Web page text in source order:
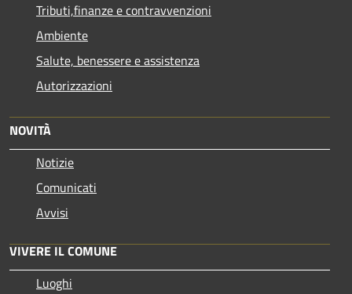
Tributi,finanze e contravvenzioni
Ambiente
Salute, benessere e assistenza
Autorizzazioni
NOVITÀ
Notizie
Comunicati
Avvisi
VIVERE IL COMUNE
Luoghi